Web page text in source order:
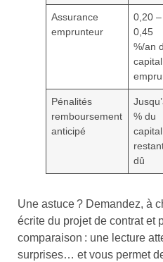
Assurance
emprunteur
0,20 –
0,45
%/an
capital
Pénalités
remboursement
anticipé
% du
capital
dû
Une astuce ? Demandez, à
écrite du projet de contrat et
comparaison : une lecture
surprises… et vous permet